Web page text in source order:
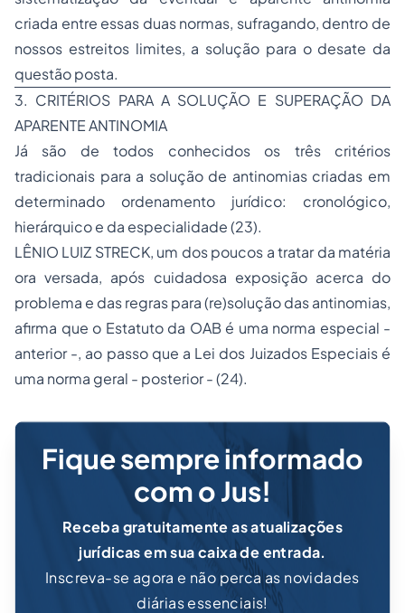
criada entre essas duas normas, sufragando, dentro de
nossos estreitos limites, a solução para o desate da
questão posta.
3. CRITÉRIOS PARA A SOLUÇÃO E SUPERAÇÃO DA
APARENTE ANTINOMIA
Já são de todos conhecidos os três critérios
tradicionais para a solução de antinomias criadas em
determinado ordenamento jurídico: cronológico,
hierárquico e da especialidade (23).
LÊNIO LUIZ STRECK, um dos poucos a tratar da matéria
ora versada, após cuidadosa exposição acerca do
problema e das regras para (re)solução das antinomias,
afirma que o Estatuto da OAB é uma norma especial -
anterior -, ao passo que a Lei dos Juizados Especiais é
uma norma geral - posterior - (24).
Fique sempre informado
com o Jus!
Receba gratuitamente as atualizações
jurídicas em sua caixa de entrada.
Inscreva-se agora e não perca as novidades
diárias essenciais!